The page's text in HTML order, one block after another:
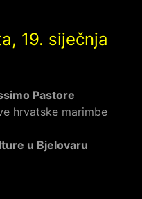
19. siječnja
Pastore
hrvatske marimbe
u Bjelovaru